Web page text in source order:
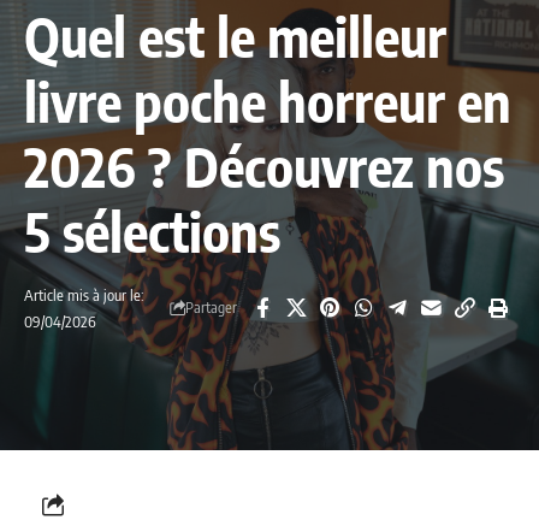
Quel est le meilleur
livre poche horreur en
2026 ? Découvrez nos
5 sélections
Article mis à jour le:
09/04/2026
Partager